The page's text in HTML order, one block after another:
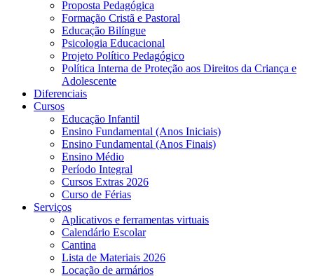
Proposta Pedagógica
Formação Cristã e Pastoral
Educação Bilíngue
Psicologia Educacional
Projeto Político Pedagógico
Política Interna de Proteção aos Direitos da Criança e
Adolescente
Diferenciais
Cursos
Educação Infantil
Ensino Fundamental (Anos Iniciais)
Ensino Fundamental (Anos Finais)
Ensino Médio
Período Integral
Cursos Extras 2026
Curso de Férias
Serviços
Aplicativos e ferramentas virtuais
Calendário Escolar
Cantina
Lista de Materiais 2026
Locação de armários